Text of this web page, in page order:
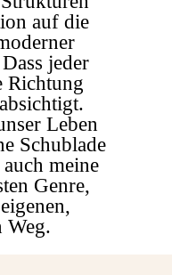
auf die
jeder
Richtung
Leben
Schublade
meine
Genre,
Weg.